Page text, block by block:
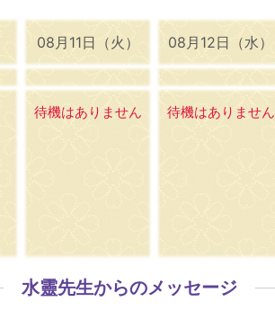
08月11日（火）
待機はありません
08月12日（水）
待機はありません
水靈先生からのメッセージ